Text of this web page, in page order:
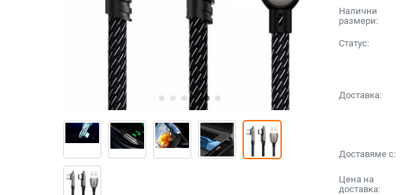
Налични
размери:
Статус:
Доставка:
Доставяме с:
Цена на
доставка: